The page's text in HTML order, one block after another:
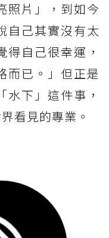
照片」，到如今
自己其實沒有太
自己很幸運，
而已。」但正是
下」這件事，
看見的專業。